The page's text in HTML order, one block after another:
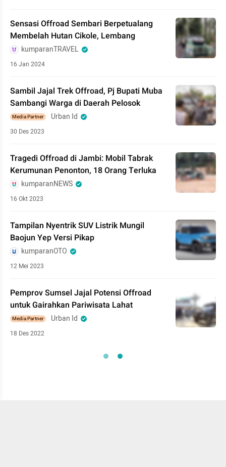
Sensasi Offroad Sembari Berpetualang
Membelah Hutan Cikole, Lembang
kumparanTRAVEL
16 Jan 2024
Sambil Jajal Trek Offroad, Pj Bupati Muba
Sambangi Warga di Daerah Pelosok
Media Partner Urban Id
30 Des 2023
Tragedi Offroad di Jambi: Mobil Tabrak
Kerumunan Penonton, 18 Orang Terluka
kumparanNEWS
16 Okt 2023
Tampilan Nyentrik SUV Listrik Mungil
Baojun Yep Versi Pikap
kumparanOTO
12 Mei 2023
Pemprov Sumsel Jajal Potensi Offroad
untuk Gairahkan Pariwisata Lahat
Media Partner Urban Id
18 Des 2022